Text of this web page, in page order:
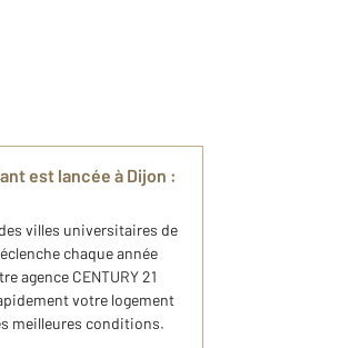
est lancée à Dijon :
villes universitaires de
chaque année
agence CENTURY 21
votre logement
meilleures conditions.